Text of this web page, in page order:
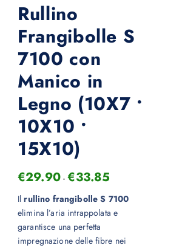
Rullino
Frangibolle S
7100 con
Manico in
Legno (10X7 •
10X10 •
15X10)
€29.90 - €33.85
Ilrullino frangibolle S 7100
elimina l’aria intrappolata e
garantisce una perfetta
impregnazione delle fibre nei